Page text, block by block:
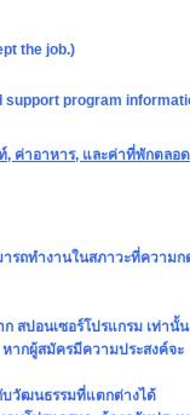
the job.)
support program
ค่าอาหาร, และค่าที่พักตลอด
รถทำงานในสภาวะที่ความ
สปอนเซอร์โปรแกรม เท่านั้น
ากผู้สมัครมีความประสงค์จะ
บวัฒนธรรมที่แตกต่างได้